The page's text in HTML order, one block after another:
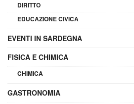
DIRITTO
EDUCAZIONE CIVICA
EVENTI IN SARDEGNA
FISICA E CHIMICA
CHIMICA
GASTRONOMIA